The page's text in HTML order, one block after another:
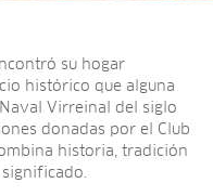
su hogar
histórico que alguna
Virreinal del siglo
donadas por el Club
historia, tradición